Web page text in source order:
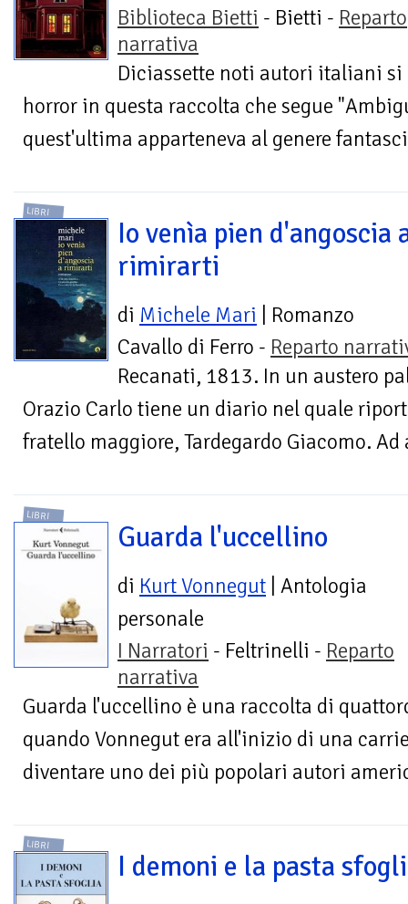
Biblioteca Bietti - Bietti - Reparto
narrativa
Diciassette noti autori italiani si
horror in questa raccolta che segue
quest'ultima apparteneva al genere
LIBRI
Io venìa pien d'angoscia
rimirarti
di Michele Mari | Romanzo
Cavallo di Ferro - Reparto
Recanati, 1813. In un austero
Orazio Carlo tiene un diario nel quale
fratello maggiore, Tardegardo Giacomo.
LIBRI
Guarda l'uccellino
di Kurt Vonnegut | Antologia
personale
I Narratori - Feltrinelli - Reparto
narrativa
Guarda l'uccellino è una raccolta di
quando Vonnegut era all'inizio di una
diventare uno dei più popolari autori
LIBRI
I demoni e la pasta